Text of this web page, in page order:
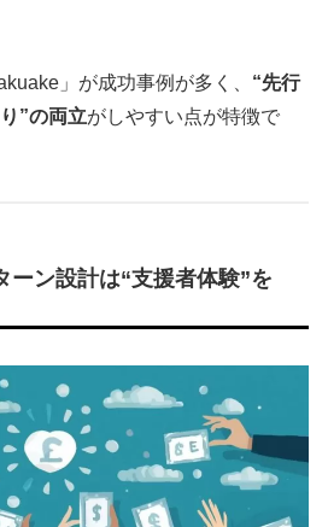
」が成功事例が多く、 “先行
”の両立がしやすい点が特徴で
ン設計は“支援者体験”を